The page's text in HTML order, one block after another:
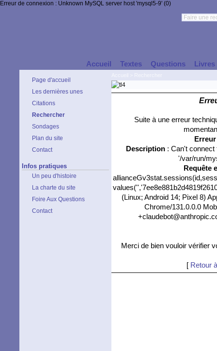
Erreur de connexion : Unknown MySQL server host 'mysql5-9' (0)
Accueil Textes Questions Livres
Page d'accueil
Les dernières unes
Citations
Rechercher
Sondages
Plan du site
Contact
Infos pratiques
Un peu d'histoire
La charte du site
Foire Aux Questions
Contact
Suite à une erreur
Description: Can't connect
'/var/run/
Requête
(Linux; Android 14; Pixel 8)
Chrome/131.0.0.0
Merci de bien vouloir vérifier
[ Retour